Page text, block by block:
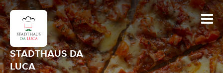
STADTHAUS DA
LUCA